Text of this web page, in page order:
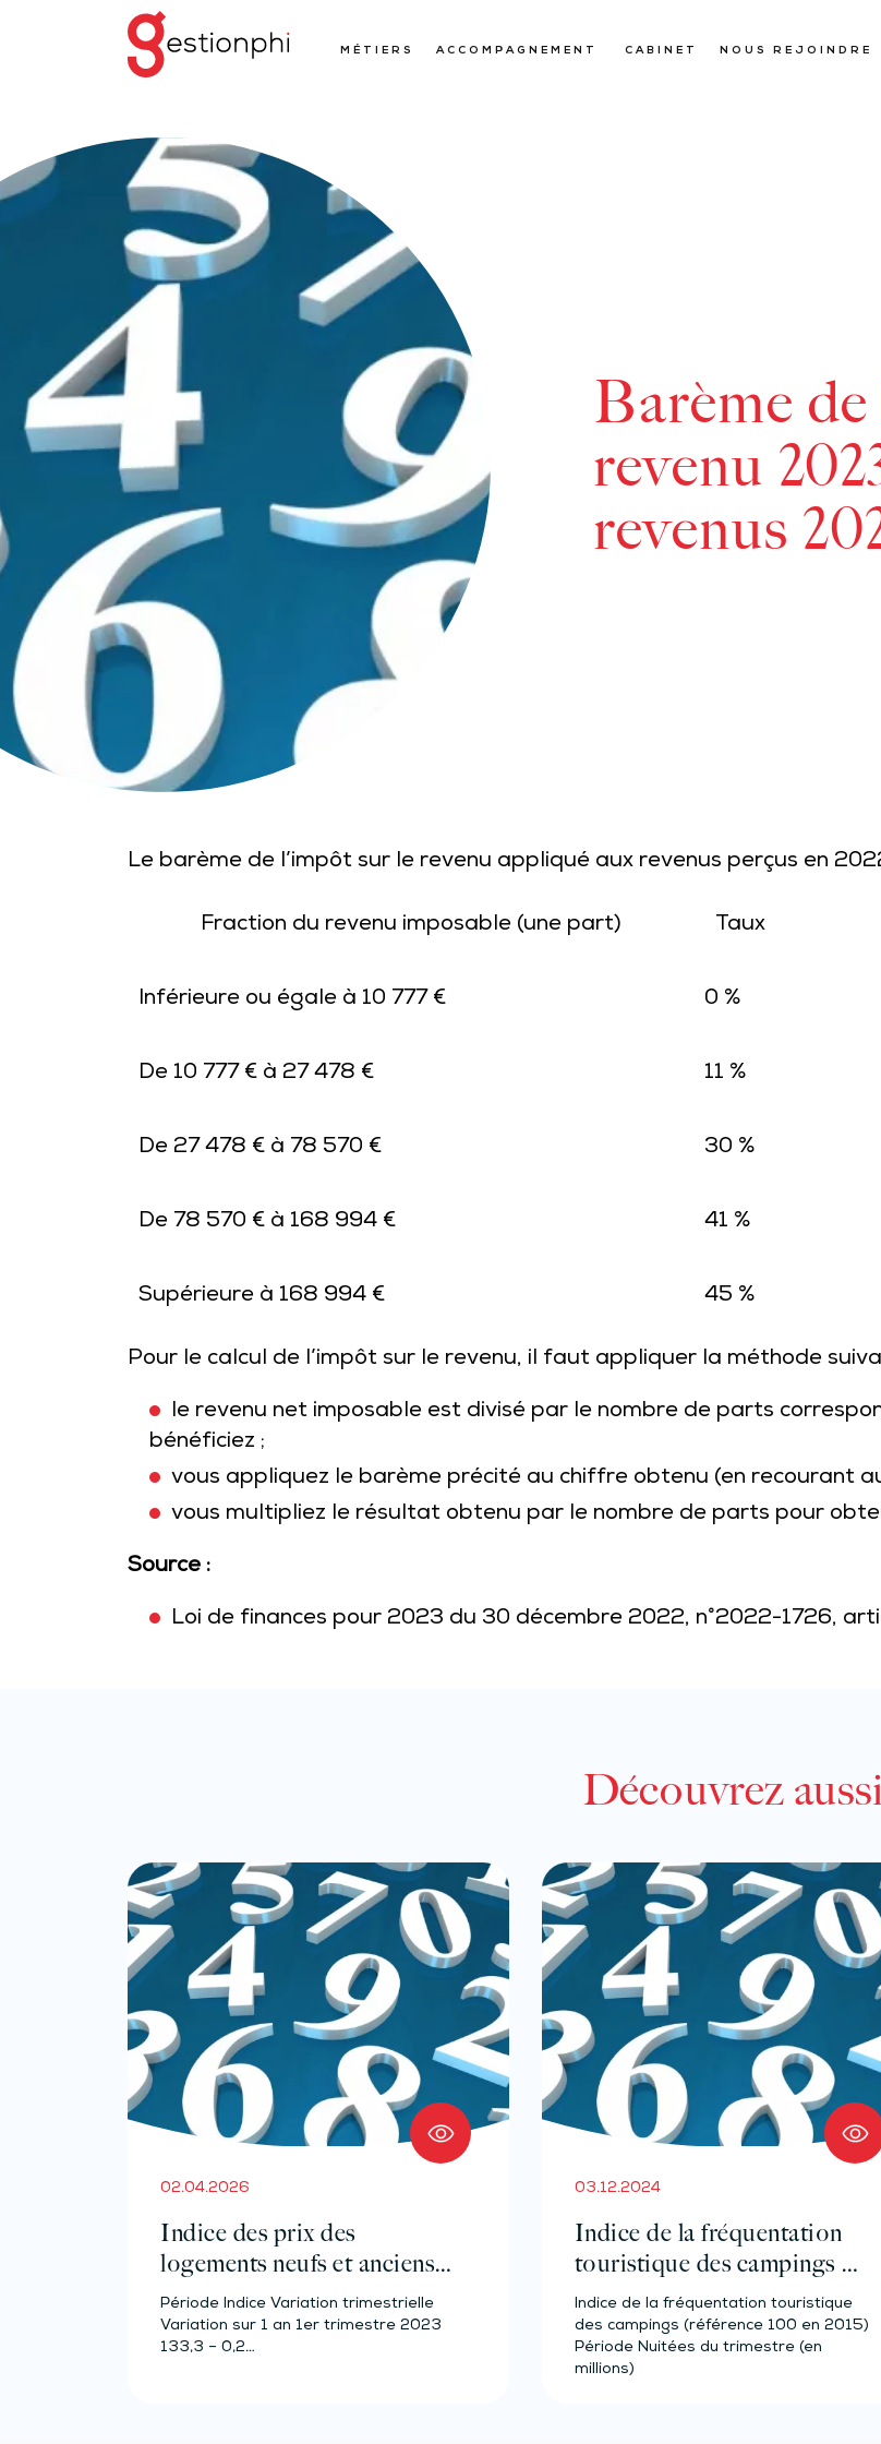
MÉTIERS ACCOMPAGNEMENT CABINET NOUS REJOINDRE
Barème
revenu
revenus
Le barème de l’impôt sur le revenu appliqué aux revenus perçus en
Fraction du revenu imposable (une part) Taux
Inférieure ou égale à 10 777 € 0 %
De 10 777 € à 27 478 € 11 %
De 27 478 € à 78 570 € 30 %
De 78 570 € à 168 994 € 41 %
Supérieure à 168 994 € 45 %
Pour le calcul de l’impôt sur le revenu, il faut appliquer la méthode
le revenu net imposable est divisé par le nombre de parts
bénéficiez ;
vous appliquez le barème précité au chiffre obtenu (en recourant
vous multipliez le résultat obtenu par le nombre de parts pour
Source :
Loi de finances pour 2023 du 30 décembre 2022, n°2022-1726,
Découvrez
02.04.2026
Indice des prix des
logements neufs et anciens –
Année 2023
Période Indice Variation trimestrielle
Variation sur 1 an 1er trimestre 2023
133,3 – 0,2…
03.12.2024
Indice de la fréquentation
touristique des campings –
Année 2023
Indice de la fréquentation touristique
des campings (référence 100 en 2015)
Période Nuitées du trimestre (en
millions)